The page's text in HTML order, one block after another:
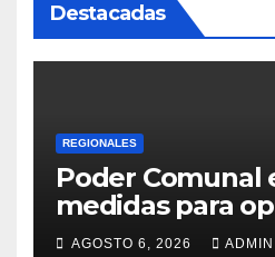
Destacadas
REGIONALES
Poder Comunal
medidas para
servicio de agua
AGOSTO 6, 2026 ADMIN